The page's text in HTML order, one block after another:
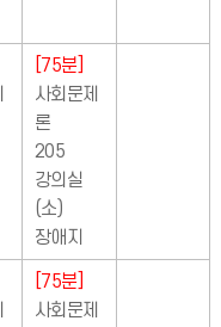
[75분]
사회문제
론
205
강의실
(소)
장애지
[75분]
사회문제